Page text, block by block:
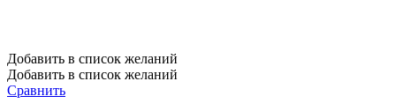
Добавить в список желаний
Добавить в список желаний
Сравнить